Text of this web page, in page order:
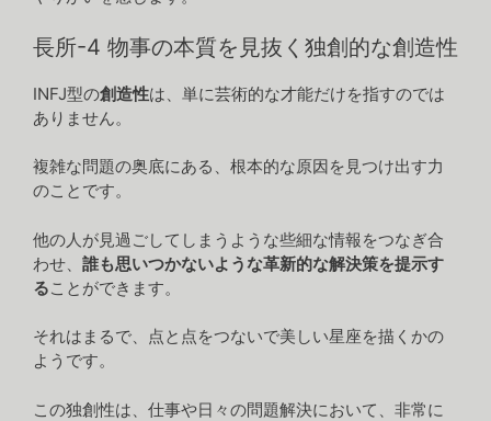
長所-4 物事の本質を見抜く独創的な創造性
INFJ型の創造性は、単に芸術的な才能だけを指すのでは
ありません。
複雑な問題の奥底にある、根本的な原因を見つけ出す力
のことです。
他の人が見過ごしてしまうような些細な情報をつなぎ合
わせ、 誰も思いつかないような革新的な解決策を提示す
ることができます。
それはまるで、点と点をつないで美しい星座を描くかの
ようです。
この独創性は、仕事や日々の問題解決において、非常に